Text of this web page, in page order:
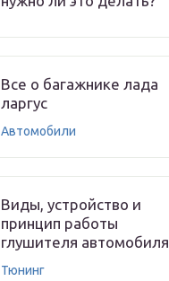
Все о багажнике лада
ларгус
Автомобили
Виды, устройство и
принцип работы
глушителя автомобиля
Тюнинг